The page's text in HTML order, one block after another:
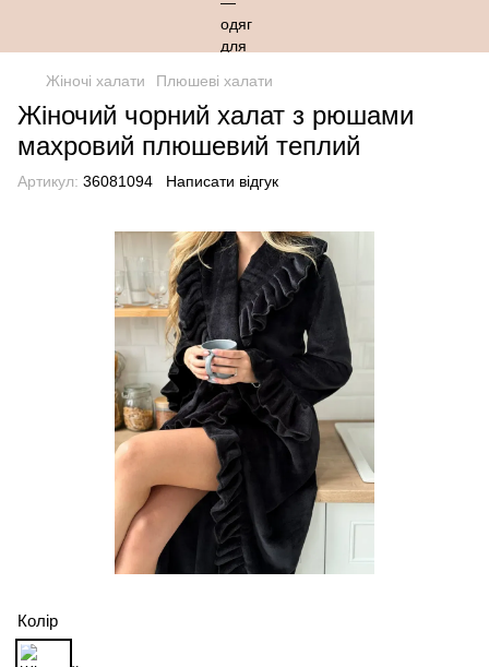
Жіночі халати Плюшеві халати
Жіночий чорний халат з рюшами
махровий плюшевий теплий
Артикул: 36081094 Написати відгук
Колір